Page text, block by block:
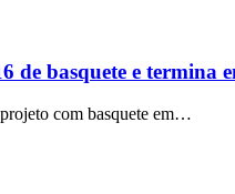
de basquete e termina
com basquete em…